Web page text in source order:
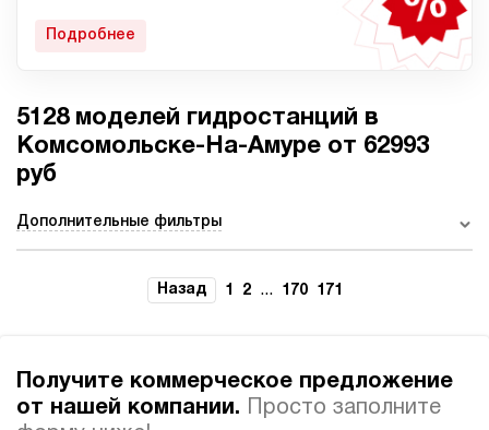
Гидростанции с
пневмоприводом
Гидростанции высокого
давления c электроприводом
Ручные гидростанции
Гидростанции с двумя
Автоматические
гидростанции
Домкрат 100 тонн с
гидростанцией
Подробнее
5128 моделей гидростанций в
Комсомольске-На-Амуре от 62993
руб
Дополнительные фильтры
Назад 1 2 ... 170 171
Получите коммерческое предложение
от нашей компании.
Просто заполните